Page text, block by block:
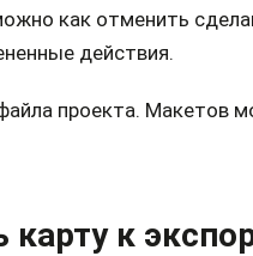
как отменить
действия.
проекта. Макетов
карту к